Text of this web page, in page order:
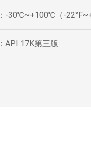
-30℃~+100℃（-
API 17K第三版